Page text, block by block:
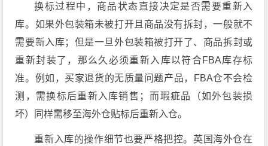
换标过程中，商品状态直接决定是否需要重新入
库。如果外包装箱未被打开且商品没有拆封，一般就不
需要新入库；但是一旦外包装箱被打开了、商品拆封或
重新封装了，那么久必须重新入库以符合FBA库存标
准。例如，买家退货的无质量问题产品，FBA仓不会检
测，需换标后重新入库销售；而瑕疵品（如外包装损
坏）同样需移至海外仓贴标后重新入仓。
重新入库的操作细节也要严格把控。英国海外仓在